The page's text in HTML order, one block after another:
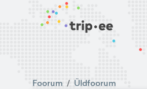
Foorum / Üldfoorum